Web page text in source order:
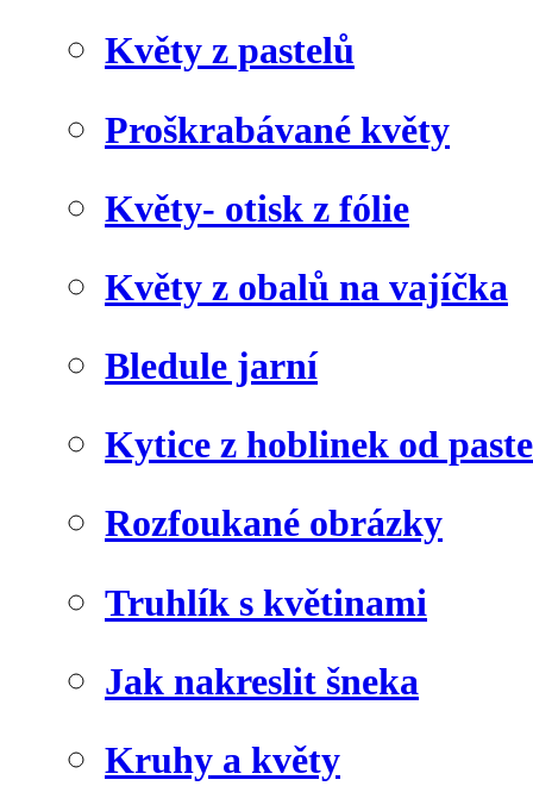
Květy z pastelů
Proškrabávané květy
Květy- otisk z fólie
Květy z obalů na vajíčka
Bledule jarní
Kytice z hoblinek od
Rozfoukané obrázky
Truhlík s květinami
Jak nakreslit šneka
Kruhy a květy